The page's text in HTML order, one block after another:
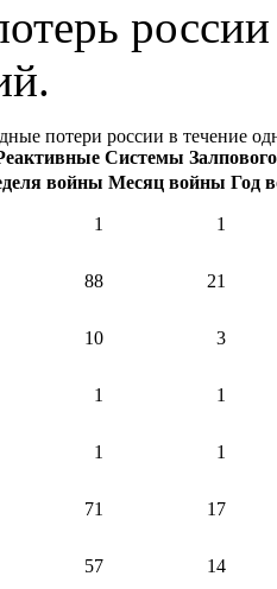
потери россии в течение
Системы
войны Месяц войны Год
1 1
88 21
10 3
1 1
1 1
71 17
57 14